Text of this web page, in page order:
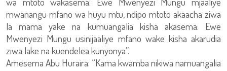
mwanangu mfano wa huyu mtu, ndipo mtoto akaacha ziwa
la mama yake na kumuangalia kisha akasema: Ewe
Mwenyezi Mungu usinijaaliye mfano wake kisha akarudia
ziwa lake na kuendelea kunyonya”.
Amesema Abu Huraira: “Kama kwamba nikiwa namuangalia